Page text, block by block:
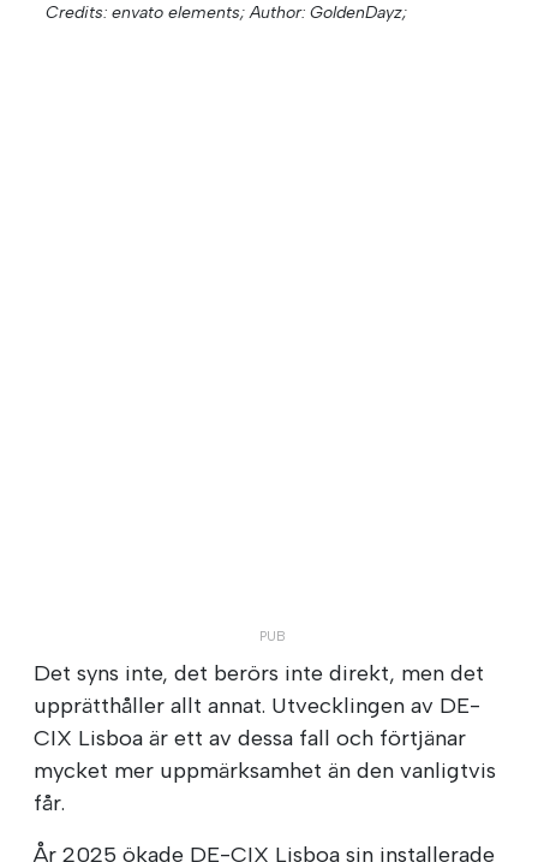
Credits: envato elements; Author: GoldenDayz;
Det syns inte, det berörs inte direkt, men det
upprätthåller allt annat. Utvecklingen av DE-
CIX Lisboa är ett av dessa fall och förtjänar
mycket mer uppmärksamhet än den vanligtvis
får.
År 2025 ökade DE-CIX Lisboa sin installerade